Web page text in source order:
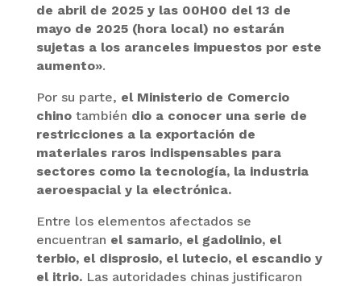
de abril de 2025 y las 00H00 del 13 de
mayo de 2025 (hora local) no estarán
sujetas a los aranceles impuestos por este
aumento».
Por su parte, el Ministerio de Comercio
chinotambién dio a conocer una serie de
restricciones a la exportación de
materiales raros indispensables para
sectores como la tecnología, la industria
aeroespacial y la electrónica.
Entre los elementos afectados se
encuentran el samario, el gadolinio, el
terbio, el disprosio, el lutecio, el escandio y
el itrio.Las autoridades chinas justificaron